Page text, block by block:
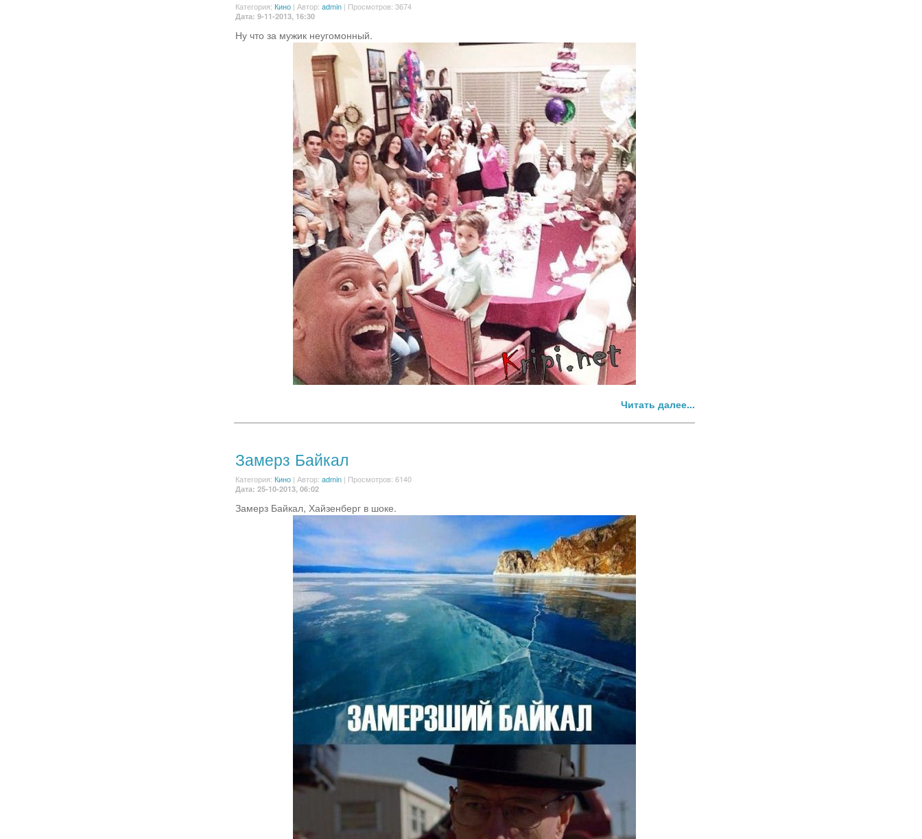
Категория: Кино| Автор: admin| Просмотров: 3674
Дата: 9-11-2013, 16:30
Ну что за мужик неугомонный.
Читать далее...
Замерз Байкал
Категория: Кино| Автор: admin| Просмотров: 6140
Дата: 25-10-2013, 06:02
Замерз Байкал, Хайзенберг в шоке.